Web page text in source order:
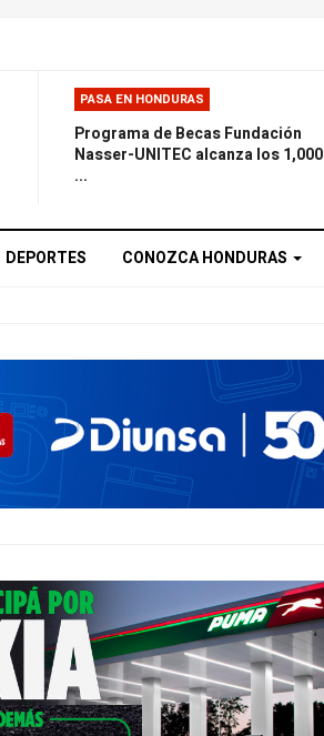
PASA EN HONDURAS
Programa de Becas Fundación
Nasser-UNITEC alcanza los 1,000
...
DEPORTES CONOZCA HONDURAS